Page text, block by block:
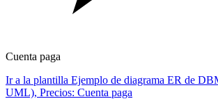
Cuenta paga
Ir a la plantilla Ejemplo de diagrama ER de
UML), Precios: Cuenta paga